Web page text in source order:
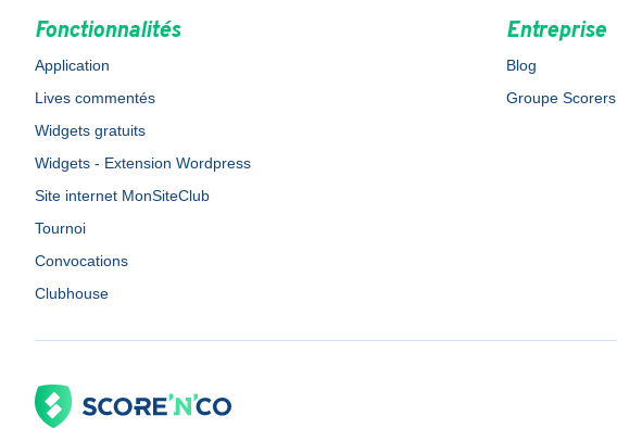
Fonctionnalités
Application
Lives commentés
Widgets gratuits
Widgets - Extension Wordpress
Site internet MonSiteClub
Tournoi
Convocations
Clubhouse
Entreprise
Blog
Groupe Scorers